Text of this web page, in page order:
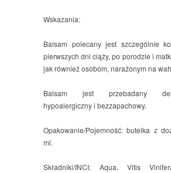
Wskazania:
Balsam polecany jest szczególnie
pierwszych dni ciąży, po porodzie i
jak również osobom, narażonym na
Balsam jest przebadany
hypoalergiczny i bezzapachowy.
Opakowanie/Pojemność: butelka z
ml.
Składniki/INCI: Aqua, Vitis